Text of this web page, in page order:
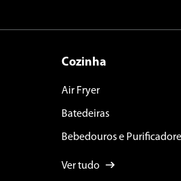
Cozinha
Air Fryer
Batedeiras
Bebedouros e
Ver tudo